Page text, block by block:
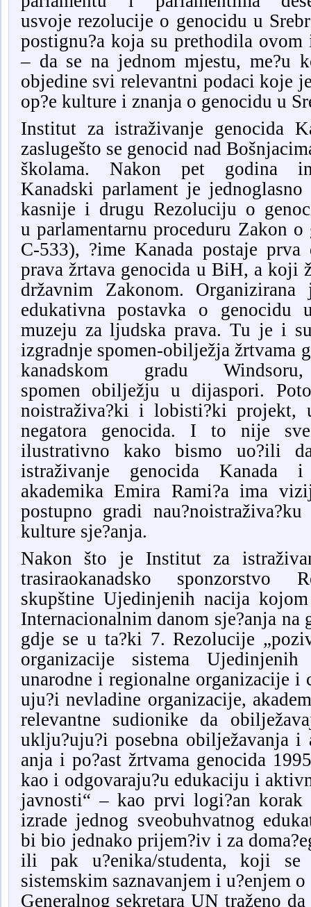
usvojerezolucije o genocidu u
postignu?a koja su prethodila ovom
– da se na jednom mjestu, me?u
objedine svi relevantni podaci koje
op?e kulture i znanja o genocidu u
Institut za istraživanje genocida
zaslugešto se genocid nad
školama. Nakon pet godina
Kanadski parlament je
kasnije i drugu Rezoluciju o
uparlamentarnu proceduru Zakon
C-533), ?ime Kanada postaje prva
prava žrtava genocida u BiH, a koji
državnim Zakonom. Organizirana
edukativnapostavka o genocidu
muzeju za ljudska prava.Tu je i
izgradnje spomen-obilježja žrtvama g
kanadskom gradu
spomen obilježju u dijaspori.
noistraživa?ki i lobisti?ki projekt,
negatora genocida. I to nije
ilustrativno kako bismo uo?ili
istraživanje genocida Kanada
akademika Emira Rami?a ima
postupno gradi
kulture sje?anja.
Nakon što je Institut za
trasiraokanadsko sponzorstvo
skupštine Ujedinjenih nacija
Internacionalnim danom sje?anja na
gdje se u ta?ki 7. Rezolucije
organizacije sistema
unarodne i regionalne organizacije
uju?i nevladine organizacije,
relevantne sudionike da
uklju?uju?i posebna obilježavanja
anja i po?ast žrtvama genocida
kao i odgovaraju?u edukaciju i
javnosti“ – kao prvi logi?an korak
izrade jednog sveobuhvatnog
bi bio jednako prijem?iv i za
ili pak u?enika/studenta, koji se
sistemskim saznavanjem i u?enjem
Generalnog sekretaraUN traženo da